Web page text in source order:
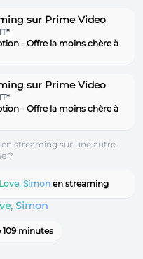
sur Prime Video
- Offre la moins chère à
sur Prime Video
- Offre la moins chère à
streaming sur une autre
?
Love, Simon en streaming
Simon
109 minutes